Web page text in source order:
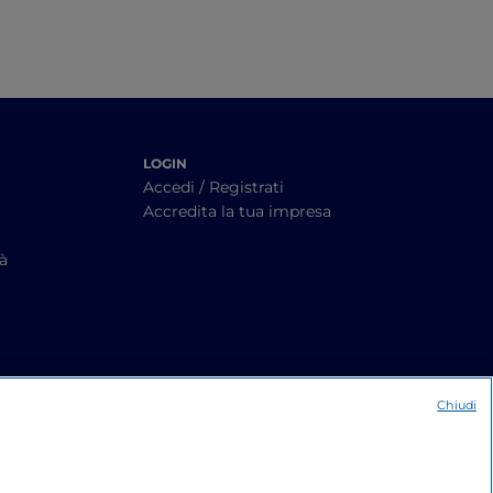
LOGIN
Accedi / Registrati
Accredita la tua impresa
Chiudi